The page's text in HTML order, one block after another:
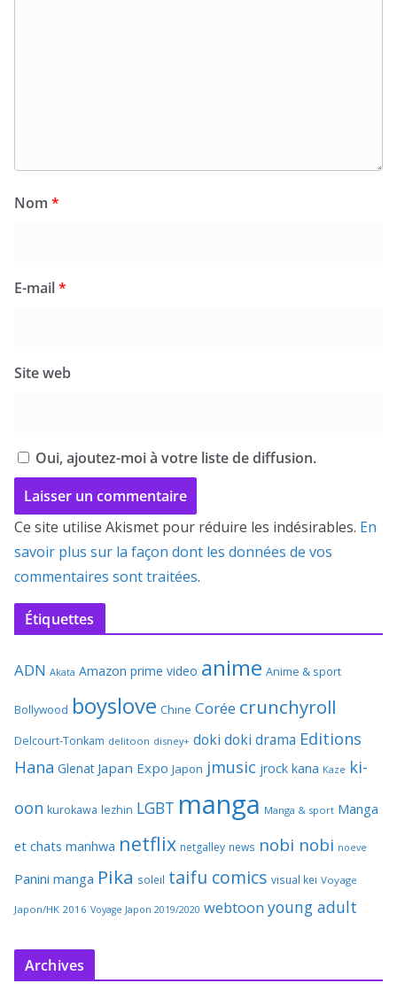
Nom *
E-mail*
Site web
Oui, ajoutez-moi à votre liste de diffusion.
Ce site utilise Akismet pour réduire les indésirables. En
savoir plus sur la façon dont les données de vos
commentaires sont traitées.
Étiquettes
ADN Akata Amazon prime video anime Anime & sport
Bollywood boyslove Chine Corée crunchyroll
Delcourt-Tonkam delitoon disney+ doki doki drama Editions
Hana Glenat Japan Expo Japon jmusic jrock kana Kaze ki-
oon kurokawa lezhin LGBT manga Manga & sport Manga
et chats manhwa netflix netgalley news nobi nobi noeve
Panini manga Pika soleil taifu comics visual kei Voyage
Japon/HK 2016 Voyage Japon 2019/2020 webtoon young adult
Archives